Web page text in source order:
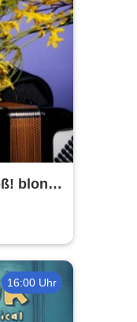
blond!
16:00 Uhr